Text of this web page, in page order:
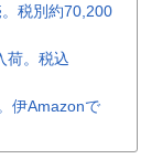
税別約70,200
荷。税込
伊Amazonで